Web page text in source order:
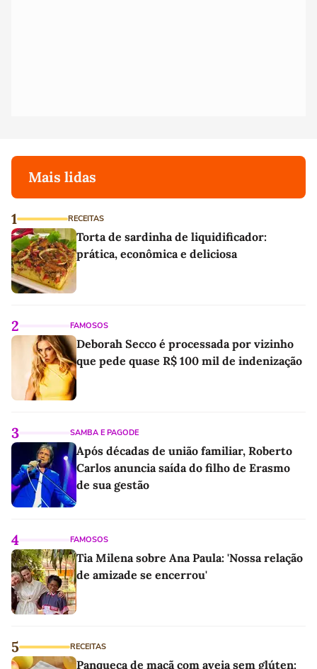
Mais lidas
1 RECEITAS
Torta de sardinha de liquidificador:
prática, econômica e deliciosa
2 FAMOSOS
Deborah Secco é processada por vizinho
que pede quase R$ 100 mil de indenização
3 SAMBA E PAGODE
Após décadas de união familiar, Roberto
Carlos anuncia saída do filho de Erasmo
de sua gestão
4 FAMOSOS
Tia Milena sobre Ana Paula: 'Nossa relação
de amizade se encerrou'
5 RECEITAS
Panqueca de maçã com aveia sem glúten: